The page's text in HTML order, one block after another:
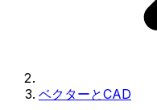
ベクターとCAD